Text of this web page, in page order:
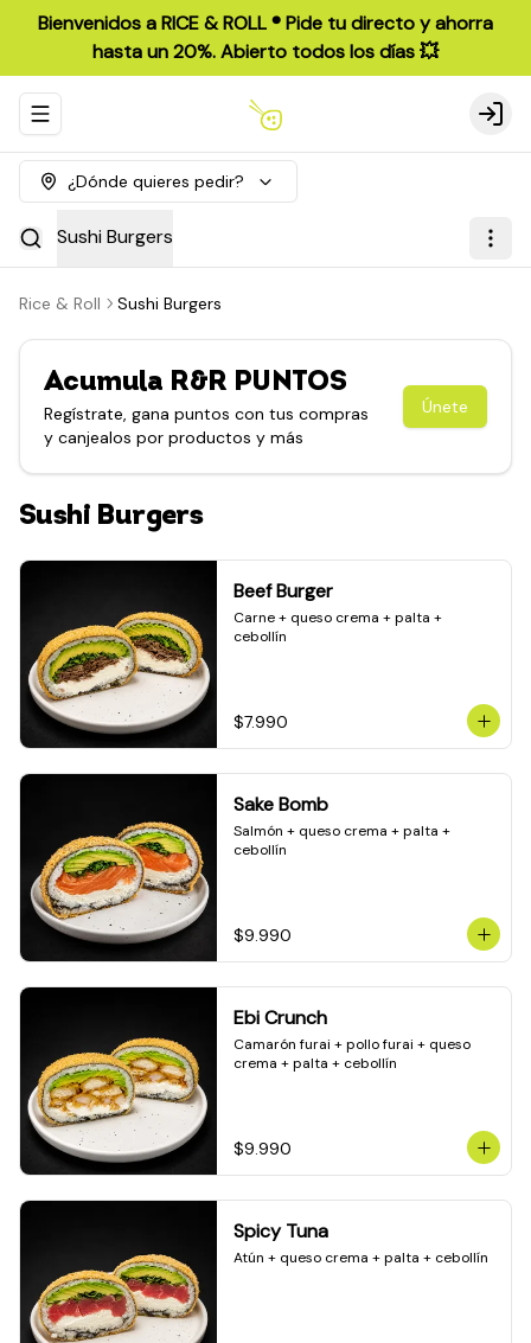
Bienvenidos a RICE & ROLL ®️ Pide tu directo y ahorra
hasta un 20%. Abierto todos los días 💥
Abrir menu de navegación Login
¿Dónde quieres pedir?
Sushi Burgers
Rice & Roll Sushi Burgers
Acumula R&R PUNTOS
Regístrate, gana puntos con tus compras
y canjealos por productos y más
Únete
Sushi Burgers
Beef Burger
Carne + queso crema + palta +
cebollín
$7.990
Sake Bomb
Salmón + queso crema + palta +
cebollín
$9.990
Ebi Crunch
Camarón furai + pollo furai + queso
crema + palta + cebollín
$9.990
Spicy Tuna
Atún + queso crema + palta + cebollín